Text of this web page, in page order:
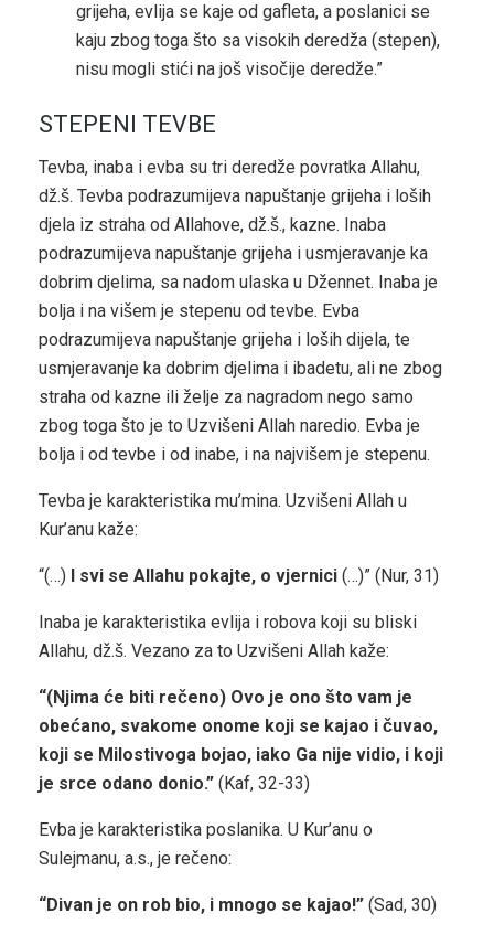
grijeha, evlija se kaje od gafleta, a poslanici se
kaju zbog toga što sa visokih deredža (stepen),
nisu mogli stići na još visočije deredže.”
STEPENI TEVBE
Tevba, inaba i evba su tri deredže povratka Allahu,
dž.š. Tevba podrazumijeva napuštanje grijeha i loših
djela iz straha od Allahove, dž.š., kazne. Inaba
podrazumijeva napuštanje grijeha i usmjeravanje ka
dobrim djelima, sa nadom ulaska u Džennet. Inaba je
bolja i na višem je stepenu od tevbe. Evba
podrazumijeva napuštanje grijeha i loših dijela, te
usmjeravanje ka dobrim djelima i ibadetu, ali ne zbog
straha od kazne ili želje za nagradom nego samo
zbog toga što je to Uzvišeni Allah naredio. Evba je
bolja i od tevbe i od inabe, i na najvišem je stepenu.
Tevba je karakteristika mu’mina. Uzvišeni Allah u
Kur’anu kaže:
“(…) I svi se Allahu pokajte, o vjernici (…)” (Nur, 31)
Inaba je karakteristika evlija i robova koji su bliski
Allahu, dž.š. Vezano za to Uzvišeni Allah kaže:
“(Njima će biti rečeno) Ovo je ono što vam je
obećano, svakome onome koji se kajao i čuvao,
koji se Milostivoga bojao, iako Ga nije vidio, i koji
je srce odano donio.” (Kaf, 32-33)
Evba je karakteristika poslanika. U Kur’anu o
Sulejmanu, a.s., je rečeno:
“Divan je on rob bio, i mnogo se kajao!” (Sad, 30)